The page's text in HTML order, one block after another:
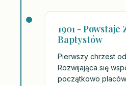
1901 - Powstaje
Baptystów
Pierwszy chrzest
Rozwijająca się
początkowo